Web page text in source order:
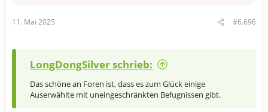
11. Mai 2025 #6.696
LongDongSilver schrieb:
Das schöne an Foren ist, dass es zum Glück einige
Auserwählte mit uneingeschränkten Befugnissen gibt.